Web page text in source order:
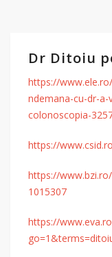
Dr Ditoiu
https://
ndemana-cu-dr-
colonoscopia-
https://
https://
1015307
https://